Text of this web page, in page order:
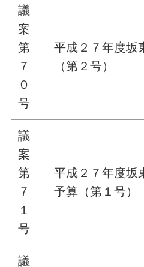
議
案
第
７
０
号
平成２７年度坂
（第２号）
議
案
第
７
１
号
平成２７年度坂
予算（第１号）
議